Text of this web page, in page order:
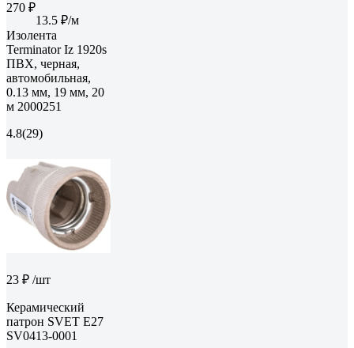
270 ₽
13.5 ₽/м
Изолента
Terminator Iz 1920s
ПВХ, черная,
автомобильная,
0.13 мм, 19 мм, 20
м 2000251
4.8(29)
23 ₽ /шт
Керамический
патрон SVET Е27
SV0413-0001